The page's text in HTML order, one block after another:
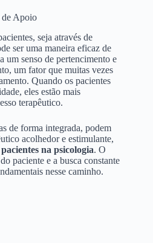
de Apoio
seja através de
ser uma maneira eficaz de
um senso de pertencimento e
um fator que muitas vezes
Quando os pacientes
eles estão mais
terapêutico.
de forma integrada, podem
acolhedor e estimulante,
na psicologia. O
paciente e a busca constante
nesse caminho.